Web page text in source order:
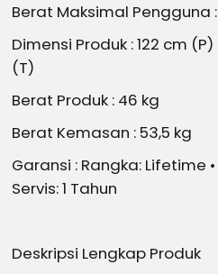
Berat Maksimal Pengguna :
Dimensi Produk : 122 cm
(T)
Berat Produk : 46 kg
Berat Kemasan : 53,5 kg
Garansi : Rangka: Lifetime
Servis: 1 Tahun
Deskripsi Lengkap Produk